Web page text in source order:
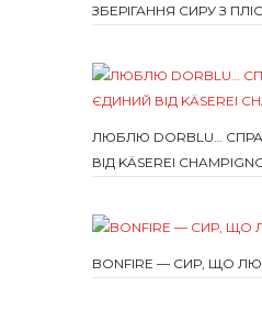
ЗБЕРІГАННЯ СИРУ З
ЛЮБЛЮ DORBLU…
ВІД KÄSEREI
BONFIRE — СИР, ЩО